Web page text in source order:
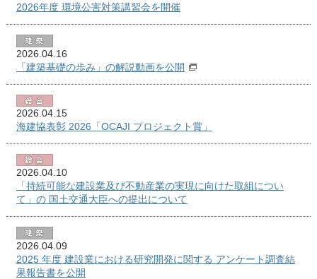
2026年度 環境公害対策講習会を開催
2026.04.16
「建築基礎の歩み」の解説動画を公開
2026.04.15
海建協表彰 2026「OCAJI プロジェクト賞」
2026.04.10
「持続可能な建設業及び不動産業の実現に向けた取組につい
て」の 国土交通大臣への提出について
2026.04.09
2025 年度 建設業における研究開発に関する アンケート調査結
果報告書を公開